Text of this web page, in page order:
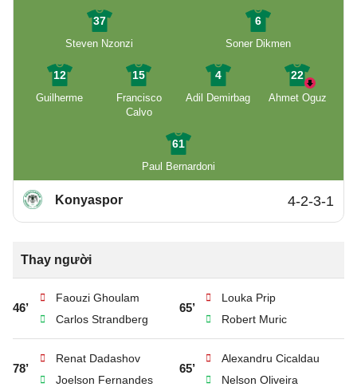
37
Steven Nzonzi
6
Soner Dikmen
12
Guilherme
15
Francisco
Calvo
4
Adil Demirbag
22
Ahmet Oguz
61
Paul Bernardoni
Konyaspor 4-2-3-1
Thay người
46’
Faouzi Ghoulam
Carlos Strandberg
65’
Louka Prip
Robert Muric
78’
Renat Dadashov
Joelson Fernandes
65’
Alexandru Cicaldau
Nelson Oliveira